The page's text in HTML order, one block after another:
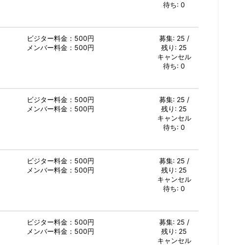
待ち: 0
ビジター料金：500円
メンバー料金：500円
募集: 25 /
残り: 25
キャンセル
待ち: 0
ビジター料金：500円
メンバー料金：500円
募集: 25 /
残り: 25
キャンセル
待ち: 0
ビジター料金：500円
メンバー料金：500円
募集: 25 /
残り: 25
キャンセル
待ち: 0
ビジター料金：500円
メンバー料金：500円
募集: 25 /
残り: 25
キャンセル